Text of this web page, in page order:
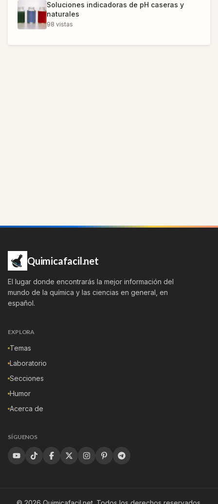
Soluciones indicadoras de pH caseras y
naturales
98 vistas
Quimicafacil.net
El lugar donde encontrarás la mejor información del
mundo de la química y las ciencias en general, en
español.
EXPLORA
Temas
Laboratorio
Secciones
Humor
Acerca de
SÍGUENOS